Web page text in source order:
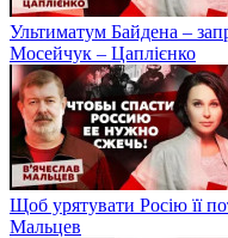
Ультиматум Байдена –
Мосейчук – Цаплієнко
Щоб урятувати Росію її
Мальцев